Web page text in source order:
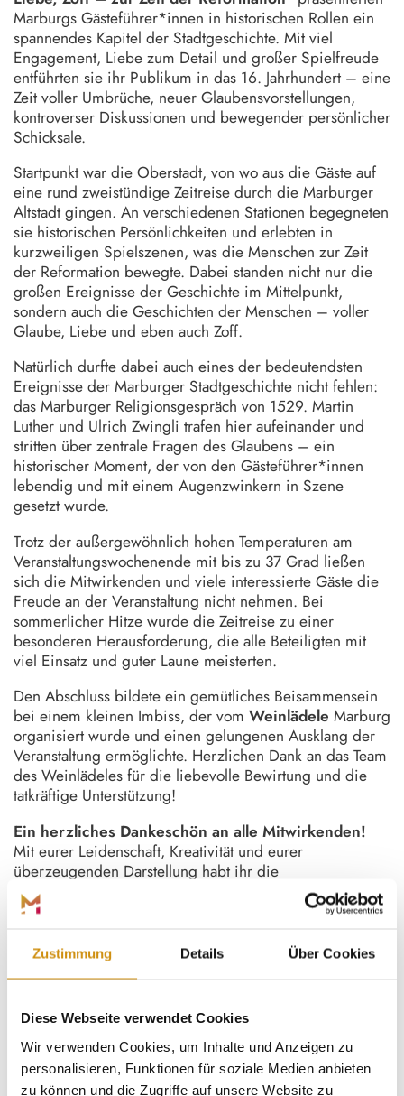
Zustimmung Details Über Cookies
Diese Webseite verwendet Cookies
Wir verwenden Cookies, um Inhalte und Anzeigen zu
personalisieren, Funktionen für soziale Medien anbieten
zu können und die Zugriffe auf unsere Website zu
Marburgs Gästeführer*innen in historischen Rollen ein
spannendes Kapitel der Stadtgeschichte. Mit viel
Engagement, Liebe zum Detail und großer Spielfreude
entführten sie ihr Publikum in das 16. Jahrhundert – eine
Zeit voller Umbrüche, neuer Glaubensvorstellungen,
kontroverser Diskussionen und bewegender persönlicher
Schicksale.
Startpunkt war die Oberstadt, von wo aus die Gäste auf
eine rund zweistündige Zeitreise durch die Marburger
Altstadt gingen. An verschiedenen Stationen begegneten
sie historischen Persönlichkeiten und erlebten in
kurzweiligen Spielszenen, was die Menschen zur Zeit
der Reformation bewegte. Dabei standen nicht nur die
großen Ereignisse der Geschichte im Mittelpunkt,
sondern auch die Geschichten der Menschen – voller
Glaube, Liebe und eben auch Zoff.
Natürlich durfte dabei auch eines der bedeutendsten
Ereignisse der Marburger Stadtgeschichte nicht fehlen:
das Marburger Religionsgespräch von 1529. Martin
Luther und Ulrich Zwingli trafen hier aufeinander und
stritten über zentrale Fragen des Glaubens – ein
historischer Moment, der von den Gästeführer*innen
lebendig und mit einem Augenzwinkern in Szene
gesetzt wurde.
Trotz der außergewöhnlich hohen Temperaturen am
Veranstaltungswochenende mit bis zu 37 Grad ließen
sich die Mitwirkenden und viele interessierte Gäste die
Freude an der Veranstaltung nicht nehmen. Bei
sommerlicher Hitze wurde die Zeitreise zu einer
besonderen Herausforderung, die alle Beteiligten mit
viel Einsatz und guter Laune meisterten.
Den Abschluss bildete ein gemütliches Beisammensein
bei einem kleinen Imbiss, der vom Weinlädele Marburg
organisiert wurde und einen gelungenen Ausklang der
Veranstaltung ermöglichte. Herzlichen Dank an das Team
des Weinlädeles für die liebevolle Bewirtung und die
tatkräftige Unterstützung!
Ein herzliches Dankeschön an alle Mitwirkenden!
Mit eurer Leidenschaft, Kreativität und eurer
überzeugenden Darstellung habt ihr die
Reformationszeit lebendig werden lassen und den
Gästen ein besonderes Erlebnis ermöglicht.
Ebenso danken wir allen Besucherinnen und Besuchern,
die sich auch von den hochsommerlichen Temperaturen
nicht abschrecken ließen und gemeinsam mit uns auf
gegangen sind.
Vielen Dank auch an unseren Gästeführer Chris
Schmetz, der uns die Bilder für diese Seite zur